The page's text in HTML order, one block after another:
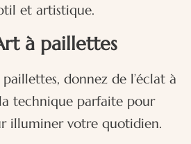
et artistique.
à paillettes
donnez de l’éclat à
la technique parfaite pour
illuminer votre quotidien.